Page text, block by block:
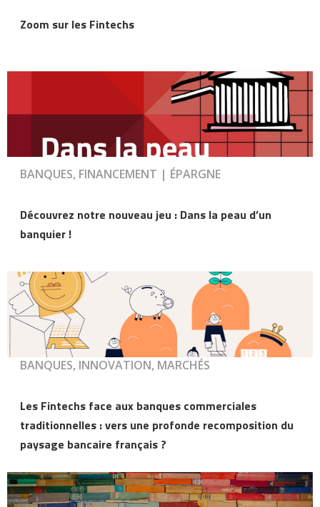
Zoom sur les Fintechs
BANQUES, FINANCEMENT | ÉPARGNE
Découvrez notre nouveau jeu : Dans la peau d’un
banquier !
BANQUES, INNOVATION, MARCHÉS
Les Fintechs face aux banques commerciales
traditionnelles : vers une profonde recomposition du
paysage bancaire français ?